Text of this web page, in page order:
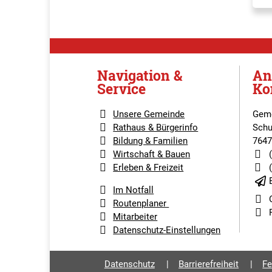
Navigation &
Service
Unsere Gemeinde
Rathaus & Bürgerinfo
Bildung & Familien
Wirtschaft & Bauen
Erleben & Freizeit
Im Notfall
Routenplaner
Mitarbeiter
Datenschutz-Einstellungen
Datenschutz Barrierefreiheit